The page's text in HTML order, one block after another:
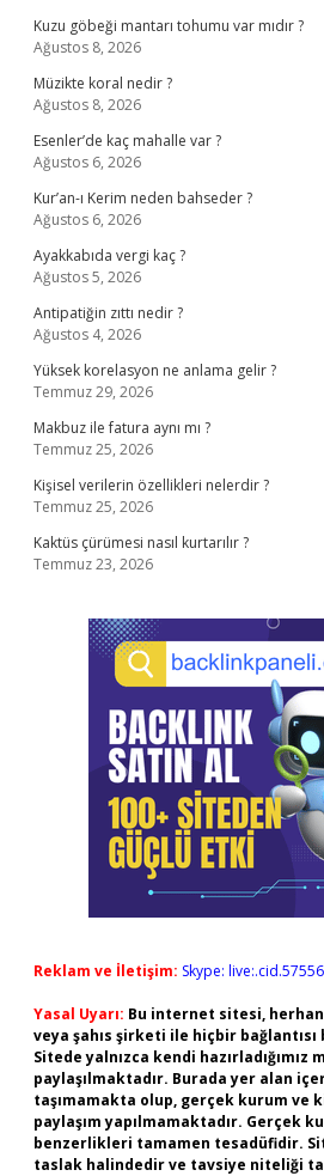
Kuzu göbeği mantarı tohumu var mıdır ?
Ağustos 8, 2026
Müzikte koral nedir ?
Ağustos 8, 2026
Esenler’de kaç mahalle var ?
Ağustos 6, 2026
Kur’an-ı Kerim neden bahseder ?
Ağustos 6, 2026
Ayakkabıda vergi kaç ?
Ağustos 5, 2026
Antipatiğin zıttı nedir ?
Ağustos 4, 2026
Yüksek korelasyon ne anlama gelir ?
Temmuz 29, 2026
Makbuz ile fatura aynı mı ?
Temmuz 25, 2026
Kişisel verilerin özellikleri nelerdir ?
Temmuz 25, 2026
Kaktüs çürümesi nasıl kurtarılır ?
Temmuz 23, 2026
Reklam ve İletişim: Skype:
Yasal Uyarı: Bu internet sitesi,
veya şahıs şirketi ile hiçbir
Sitede yalnızca kendi hazırladığımız
paylaşılmaktadır. Burada yer alan
taşımamakta olup, gerçek kurum ve
paylaşım yapılmamaktadır. Gerçek
benzerlikleri tamamen tesadüfidir.
taslak halindedir ve tavsiye niteliği